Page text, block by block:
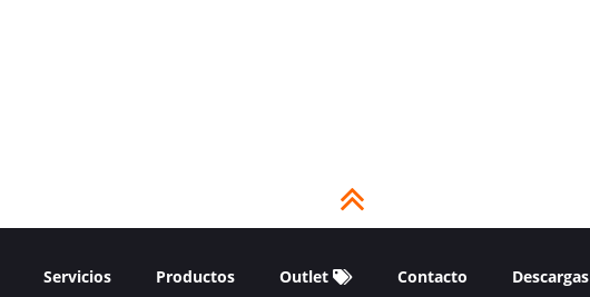
Servicios Productos Outlet Contacto Descargas